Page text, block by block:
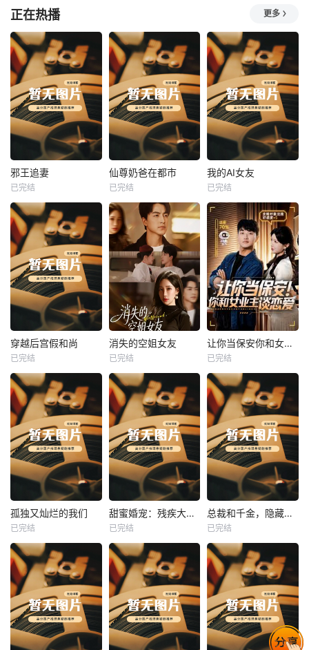
正在热播 更多
热播
邪王追妻
未知
邪王追妻
已完结
热播
未知
仙尊奶爸在都市
已完结
热播
我的AI女友
未知
我的AI女友
已完结
热播
未知
穿越后宫假和尚
已完结
热播
未知
消失的空姐女友
已完结
热播
未知
让你当保安你和女业主谈恋爱
已完结
热播
未知
孤独又灿烂的我们
已完结
热播
未知
甜蜜婚宠：残疾大佬夜夜撩
已完结
热播
未知
总裁和千金，隐藏身份闪婚了
已完结